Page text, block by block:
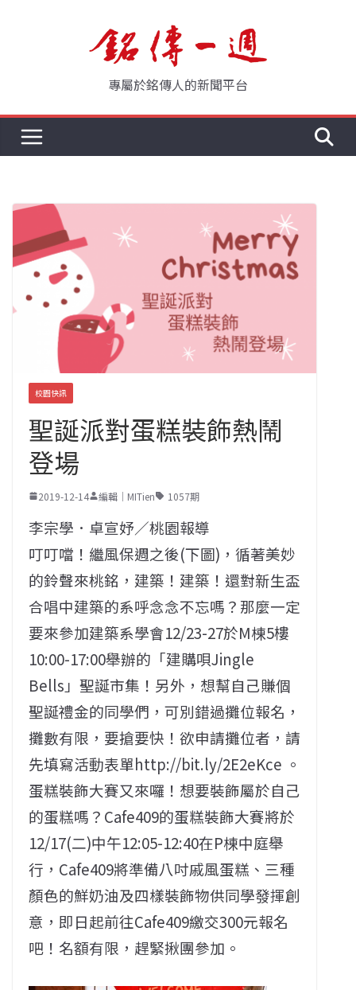
專屬於銘傳人的新聞平台
校園快訊
聖誕派對蛋糕裝飾熱鬧
登場
2019-12-14 編輯｜MITien 1057期
李宗學．卓宣妤／桃園報導
叮叮噹！繼風保週之後(下圖)，循著美妙
的鈴聲來桃銘，建築！建築！還對新生盃
合唱中建築的系呼念念不忘嗎？那麼一定
要來參加建築系學會12/23-27於M棟5樓
10:00-17:00舉辦的「建購唄Jingle
Bells」聖誕市集！另外，想幫自己賺個
聖誕禮金的同學們，可別錯過攤位報名，
攤數有限，要搶要快！欲申請攤位者，請
先填寫活動表單http://bit.ly/2E2eKce 。
蛋糕裝飾大賽又來囉！想要裝飾屬於自己
的蛋糕嗎？Cafe409的蛋糕裝飾大賽將於
12/17(二)中午12:05-12:40在P棟中庭舉
行，Cafe409將準備八吋戚風蛋糕、三種
顏色的鮮奶油及四樣裝飾物供同學發揮創
意，即日起前往Cafe409繳交300元報名
吧！名額有限，趕緊揪團參加。